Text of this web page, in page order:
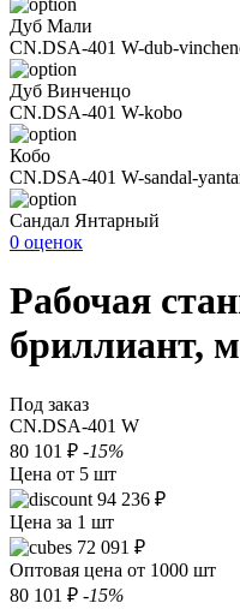
Дуб Мали
CN.DSA-401 W-dub-
Дуб Винченцо
CN.DSA-401 W-kobo
Кобо
CN.DSA-401 W-sandal-
Сандал Янтарный
0 оценок
Рабочая
бриллиант,
Под заказ
CN.DSA-401 W
80 101 ₽ -15%
Цена от 5 шт
94 236 ₽
Цена за 1 шт
72 091 ₽
Оптовая цена от 1000 шт
80 101 ₽ -15%